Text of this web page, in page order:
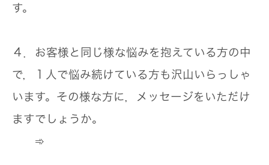
す。
４．お客様と同じ様な悩みを抱えている方の中
で，１人で悩み続けている方も沢山いらっしゃ
います。その様な方に，メッセージをいただけ
ますでしょうか。
➾